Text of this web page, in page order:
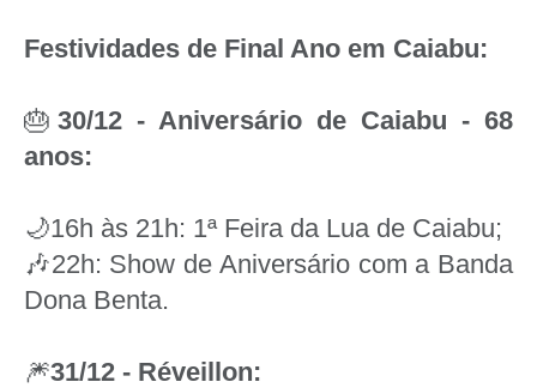
Festividades de Final Ano em Caiabu:
🎂 30/12 - Aniversário de Caiabu - 68
anos:
🌙16h às 21h: 1ª Feira da Lua de Caiabu;
🎶22h: Show de Aniversário com a Banda
Dona Benta.
🎆31/12 - Réveillon: